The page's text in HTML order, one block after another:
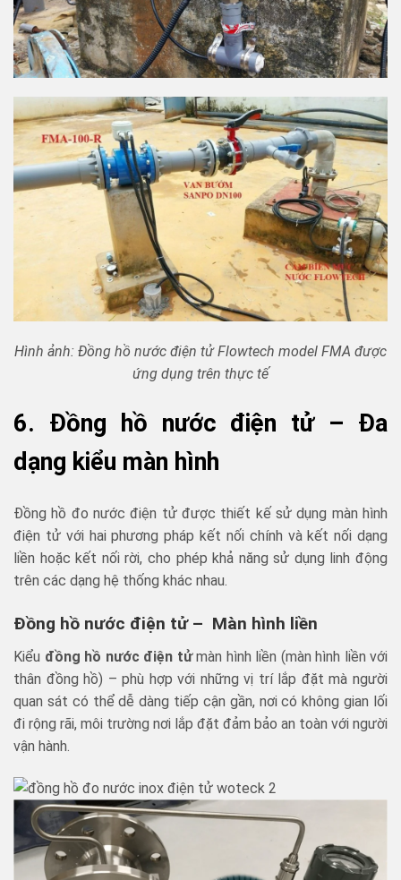
Hình ảnh: Đồng hồ nước điện tử Flowtech model FMA được
ứng dụng trên thực tế
6. Đồng hồ nước điện tử – Đa
dạng kiểu màn hình
Đồng hồ đo nước điện tử được thiết kế sử dụng màn hình
điện tử với hai phương pháp kết nối chính và kết nối dạng
liền hoặc kết nối rời, cho phép khả năng sử dụng linh động
trên các dạng hệ thống khác nhau.
Đồng hồ nước điện tử – Màn hình liền
Kiểu đồng hồ nước điện tửmàn hình liền (màn hình liền với
thân đồng hồ) – phù hợp với những vị trí lắp đặt mà người
quan sát có thể dễ dàng tiếp cận gần, nơi có không gian lối
đi rộng rãi, môi trường nơi lắp đặt đảm bảo an toàn với người
vận hành.